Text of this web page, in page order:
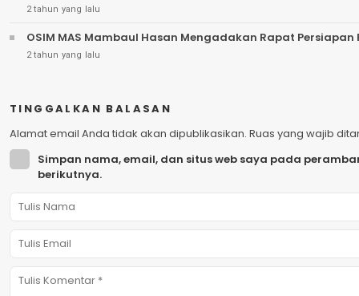
2 tahun yang lalu
OSIM MAS Mambaul Hasan Mengadakan Rapat
2 tahun yang lalu
TINGGALKAN BALASAN
Alamat email Anda tidak akan dipublikasikan. Ruas yang wajib
Simpan nama, email, dan situs web saya pada
berikutnya.